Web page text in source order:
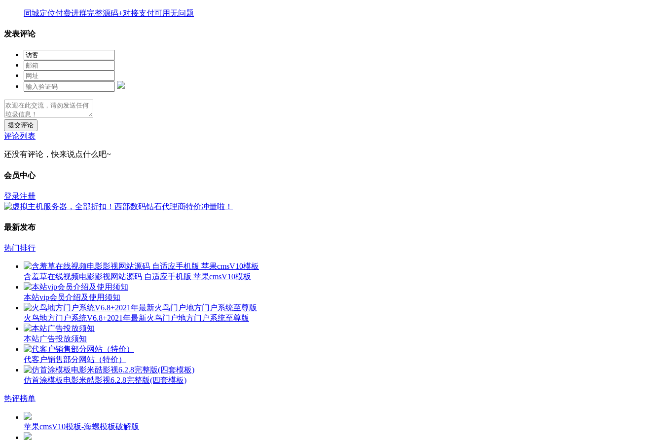
同城定位付费进群完整源码+对接支付可用无问题
发表评论
提交评论
评论列表
还没有评论，快来说点什么吧~
会员中心
登录注册
最新发布
热门排行
含羞草在线视频电影影视网站源码 自适应手机版 苹果cmsV10模板
本站vip会员介绍及使用须知
火鸟地方门户系统V6.8+2021年最新火鸟门户地方门户系统至尊版
本站广告投放须知
代客户销售部分网站（特价）
仿首涂模板电影米酷影视6.2.8完整版(四套模板)
热评榜单
苹果cmsV10模板-海螺模板破解版